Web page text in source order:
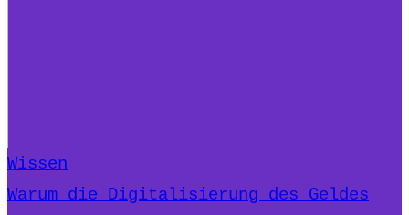
Wissen
Warum die Digitalisierung des Geldes